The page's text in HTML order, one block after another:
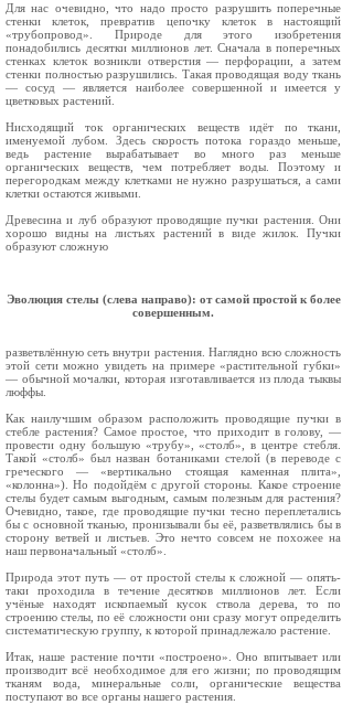
Для нас очевидно, что надо просто разрушить поперечные
стенки клеток, превратив цепочку клеток в настоящий
«трубопровод». Природе для этого изобретения
понадобились десятки милли­онов лет. Сначала в поперечных
стенках клеток возникли отверстия — перфорации, а затем
стен­ки полностью разрушились. Такая проводящая воду ткань
— сосуд — является наиболее совер­шенной и имеется у
цветковых растений.
Нисходящий ток органических веществ идёт по ткани,
именуемой лубом. Здесь скорость пото­ка гораздо меньше,
ведь растение вырабатывает во много раз меньше
органических веществ, чем потребляет воды. Поэтому и
перегородкам между клетками не нужно разрушаться, а сами
клетки остаются живыми.
Древесина и луб образуют проводящие пучки растения. Они
хорошо видны на листьях рас­тений в виде жилок. Пучки
образуют сложную
Эволюция стелы (слева направо): от самой простой к более
совершенным.
разветвлённую сеть внутри растения. Наглядно всю сложность
этой сети можно увидеть на при­мере «растительной губки»
— обычной мочалки, которая изготавливается из плода тыквы
люф­фы.
Как наилучшим образом расположить прово­дящие пучки в
стебле растения? Самое простое, что приходит в голову, —
провести одну боль­шую «трубу», «столб», в центре стебля.
Такой «столб» был назван ботаниками стелой (в пере­воде с
греческого — «вертикально стоящая ка­менная плита»,
«колонна»). Но подойдём с другой стороны. Какое строение
стелы будет самым выгодным, самым по­лезным для растения?
Очевидно, та­кое, где проводящие пучки тесно переплетались
бы с основной тканью, пронизывали бы её, раз­ветвлялись бы в
сторону ветвей и листьев. Это нечто совсем не похожее на
наш первоначальный «столб».
Природа этот путь — от простой стелы к сложной — опять-
таки проходила в течение де­сятков миллионов лет. Если
учёные находят ископаемый кусок ствола дерева, то по
строению стелы, по её сложности они сразу могут опре­делить
систематическую группу, к которой при­надлежало растение.
Итак, наше растение почти «построено». Оно впитывает или
производит всё необходимое для его жизни; по проводящим
тканям вода, мине­ральные соли, органические вещества
поступают во все органы нашего растения.